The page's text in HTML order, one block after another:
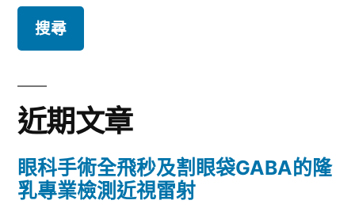
鍵
字:
近期文章
眼科手術全飛秒及割眼袋GABA的隆
乳專業檢測近視雷射